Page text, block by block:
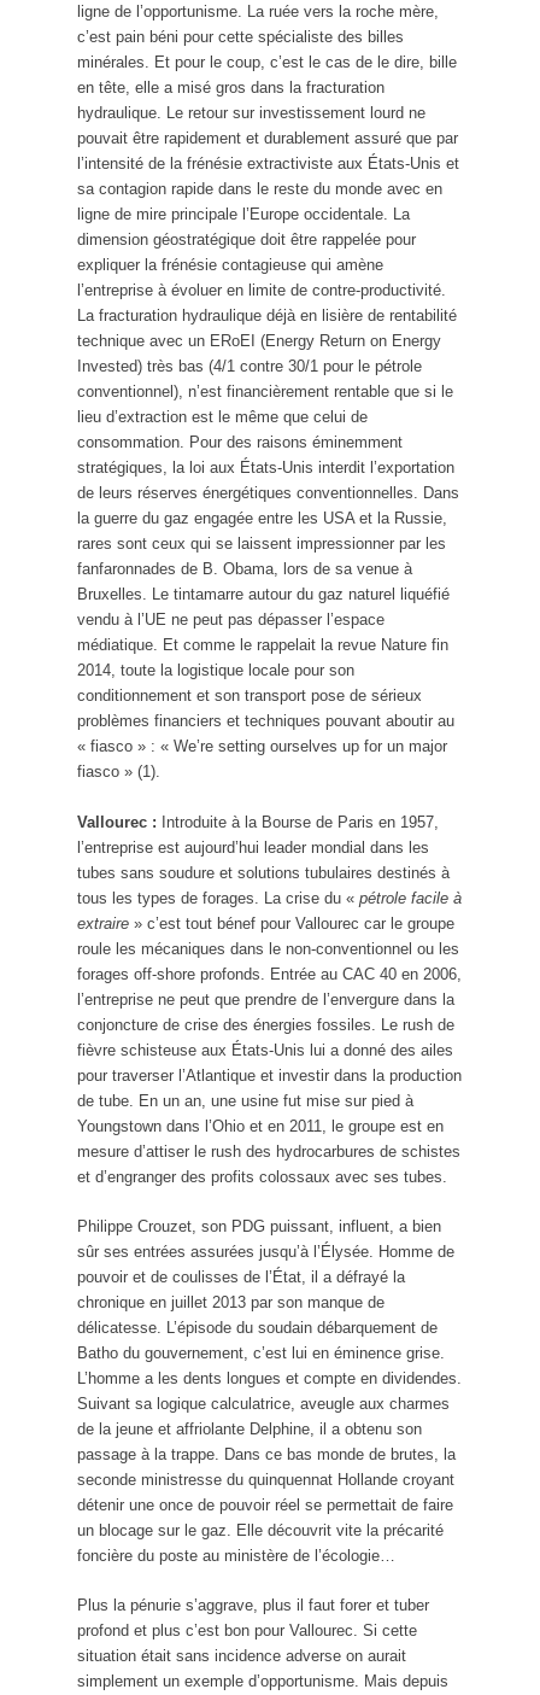
ligne de l’opportunisme. La ruée vers la roche mère,
c’est pain béni pour cette spécialiste des billes
minérales. Et pour le coup, c’est le cas de le dire, bille
en tête, elle a misé gros dans la fracturation
hydraulique. Le retour sur investissement lourd ne
pouvait être rapidement et durablement assuré que par
l’intensité de la frénésie extractiviste aux États-Unis et
sa contagion rapide dans le reste du monde avec en
ligne de mire principale l’Europe occidentale. La
dimension géostratégique doit être rappelée pour
expliquer la frénésie contagieuse qui amène
l’entreprise à évoluer en limite de contre-productivité.
La fracturation hydraulique déjà en lisière de rentabilité
technique avec un ERoEI (Energy Return on Energy
Invested) très bas (4/1 contre 30/1 pour le pétrole
conventionnel), n’est financièrement rentable que si le
lieu d’extraction est le même que celui de
consommation. Pour des raisons éminemment
stratégiques, la loi aux États-Unis interdit l’exportation
de leurs réserves énergétiques conventionnelles. Dans
la guerre du gaz engagée entre les USA et la Russie,
rares sont ceux qui se laissent impressionner par les
fanfaronnades de B. Obama, lors de sa venue à
Bruxelles. Le tintamarre autour du gaz naturel liquéfié
vendu à l’UE ne peut pas dépasser l’espace
médiatique. Et comme le rappelait la revue Nature fin
2014, toute la logistique locale pour son
conditionnement et son transport pose de sérieux
problèmes financiers et techniques pouvant aboutir au
« fiasco » : « We’re setting ourselves up for un major
fiasco » (1).
Vallourec :
Introduite à la Bourse de Paris en 1957,
l’entreprise est aujourd’hui leader mondial dans les
tubes sans soudure et solutions tubulaires destinés à
tous les types de forages. La crise du « pétrole facile à
extraire » c’est tout bénef pour Vallourec car le groupe
roule les mécaniques dans le non-conventionnel ou les
forages off-shore profonds. Entrée au CAC 40 en 2006,
l’entreprise ne peut que prendre de l’envergure dans la
conjoncture de crise des énergies fossiles. Le rush de
fièvre schisteuse aux États-Unis lui a donné des ailes
pour traverser l’Atlantique et investir dans la production
de tube. En un an, une usine fut mise sur pied à
Youngstown dans l’Ohio et en 2011, le groupe est en
mesure d’attiser le rush des hydrocarbures de schistes
et d’engranger des profits colossaux avec ses tubes.
Philippe Crouzet, son PDG puissant, influent, a bien
sûr ses entrées assurées jusqu’à l’Élysée. Homme de
pouvoir et de coulisses de l’État, il a défrayé la
chronique en juillet 2013 par son manque de
délicatesse. L’épisode du soudain débarquement de
Batho du gouvernement, c’est lui en éminence grise.
L’homme a les dents longues et compte en dividendes.
Suivant sa logique calculatrice, aveugle aux charmes
de la jeune et affriolante Delphine, il a obtenu son
passage à la trappe. Dans ce bas monde de brutes, la
seconde ministresse du quinquennat Hollande croyant
détenir une once de pouvoir réel se permettait de faire
un blocage sur le gaz. Elle découvrit vite la précarité
foncière du poste au ministère de l’écologie…
Plus la pénurie s’aggrave, plus il faut forer et tuber
profond et plus c’est bon pour Vallourec. Si cette
situation était sans incidence adverse on aurait
simplement un exemple d’opportunisme. Mais depuis